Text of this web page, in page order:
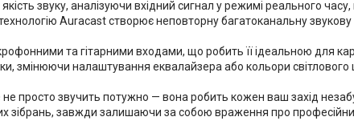
звуку, аналізуючи вхідний сигнал у режимі реального
Auracast створює неповторну багатоканальну
та гітарними входами, що робить її ідеальною для
змінюючи налаштування еквалайзера або кольори світлового
просто звучить потужно — вона робить кожен ваш захід
зібрань, завжди залишаючи за собою враження про